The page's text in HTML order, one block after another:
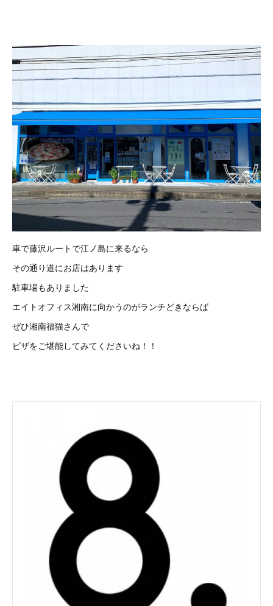
車で藤沢ルートで江ノ島に来るなら
その通り道にお店はあります
駐車場もありました
エイトオフィス湘南に向かうのがランチどきならば
ぜひ湘南福猫さんで
ピザをご堪能してみてくださいね！！